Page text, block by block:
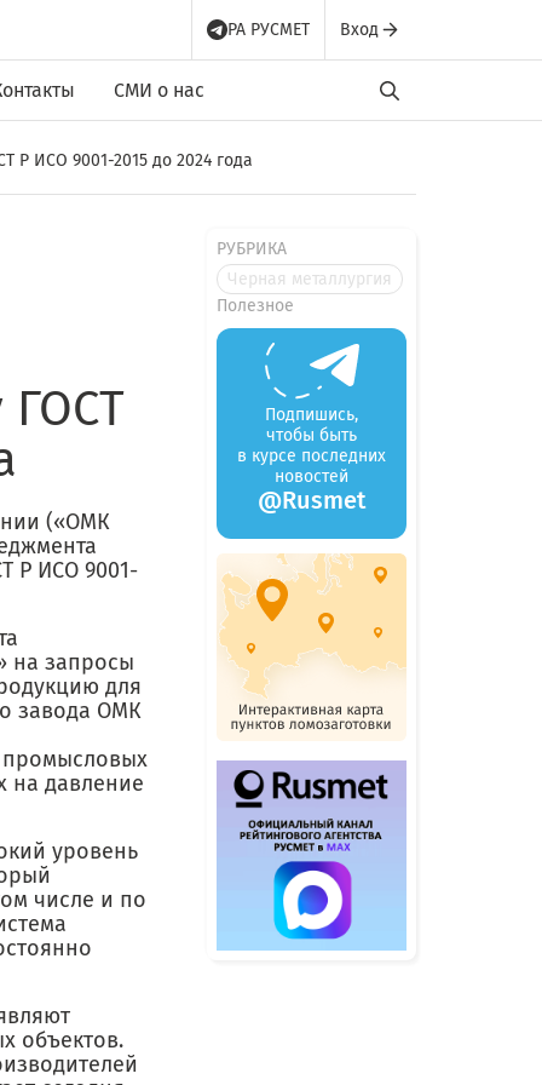
РА РУСМЕТ Вход
СМИ о нас
Р ИСО 9001-2015 до 2024 года
ГОСТ
(«ОМК
Р ИСО 9001-
на запросы
для
завода ОМК
промысловых
на давление
уровень
числе и по
объектов.
РУБРИКА
Черная металлургия
Полезное
Подпишись,
чтобы быть
в курсе последних
новостей
@Rusmet